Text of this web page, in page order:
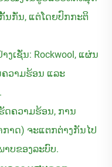
ກັ່ນ, ແຕ່ໂດຍປົກກະຕິ
ເຊັ່ນ: Rockwool, ແຜ່ນ
ຄວາມຮ້ອນ ແລະ
ດຄວາມຮ້ອນ, ການ
ກາດ) ຈະແຕກຕ່າງກັນໄປ
ບຂອງລະບົບ.